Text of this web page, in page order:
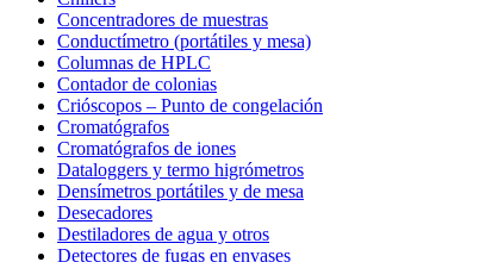
Concentradores de muestras
Conductímetro (portátiles y mesa)
Columnas de HPLC
Contador de colonias
Crióscopos – Punto de congelación
Cromatógrafos
Cromatógrafos de iones
Dataloggers y termo higrómetros
Densímetros portátiles y de mesa
Desecadores
Destiladores de agua y otros
Detectores de fugas en envases